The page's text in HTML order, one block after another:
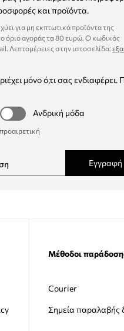
και προϊόντα.
για μη εκπτωτικά προϊόντα της
όριο αγοράς τα 80 ευρώ. Ο κωδικός
Λεπτομέρειες στην ιστοσελίδα:
μόνο ό,τι σας ενδιαφέρει.
Ανδρική μόδα
Εγγραφή
Μέθοδοι
Courier
Σημεία παραλαβής